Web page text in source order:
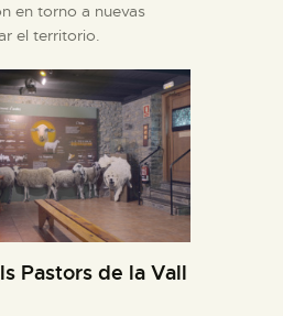
en torno a nuevas
el territorio.
Pastors de la Vall